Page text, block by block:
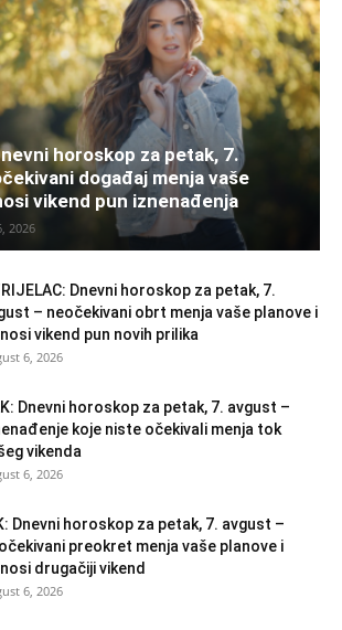
horoskop za petak, 7.
događaj menja vaše
vikend pun iznenađenja
2026
Dnevni horoskop za petak, 7.
– neočekivani obrt menja vaše planove i
vikend pun novih prilika
6, 2026
Dnevni horoskop za petak, 7. avgust –
koje niste očekivali menja tok
vikenda
6, 2026
Dnevni horoskop za petak, 7. avgust –
preokret menja vaše planove i
drugačiji vikend
6, 2026